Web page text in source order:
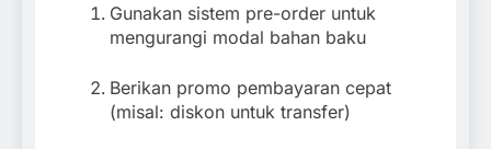
Gunakan sistem pre-order untuk
mengurangi modal bahan baku
Berikan promo pembayaran cepat
(misal: diskon untuk transfer)